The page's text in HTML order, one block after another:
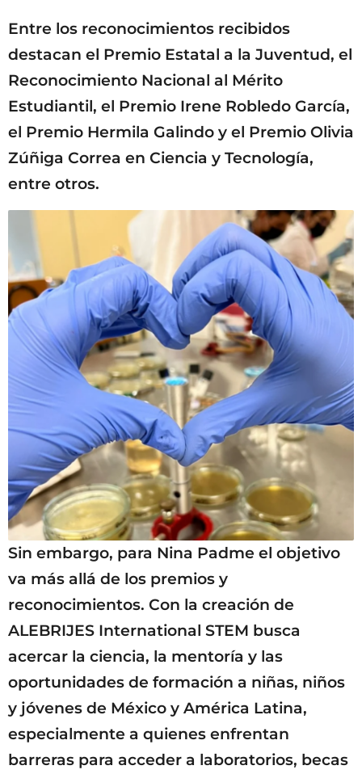
Entre los reconocimientos recibidos
destacan el Premio Estatal a la Juventud, el
Reconocimiento Nacional al Mérito
Estudiantil, el Premio Irene Robledo García,
el Premio Hermila Galindo y el Premio Olivia
Zúñiga Correa en Ciencia y Tecnología,
entre otros.
Sin embargo, para Nina Padme el objetivo
va más allá de los premios y
reconocimientos. Con la creación de
ALEBRIJES International STEM busca
acercar la ciencia, la mentoría y las
oportunidades de formación a niñas, niños
y jóvenes de México y América Latina,
especialmente a quienes enfrentan
barreras para acceder a laboratorios, becas